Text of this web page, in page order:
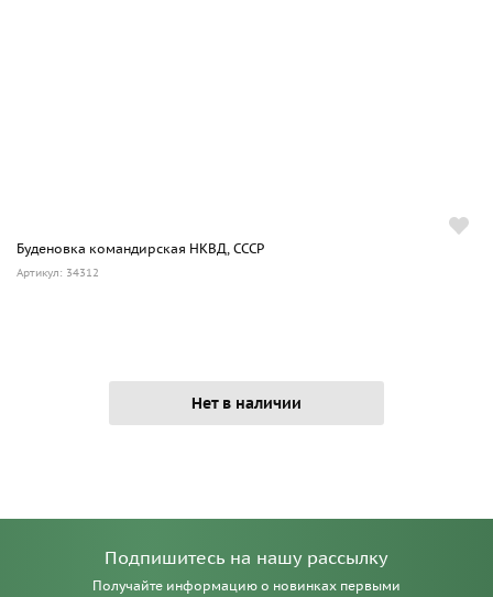
Буденовка командирская НКВД, CCCР
Артикул: 34312
Нет в наличии
Подпишитесь на нашу рассылку
Получайте информацию о новинках первыми